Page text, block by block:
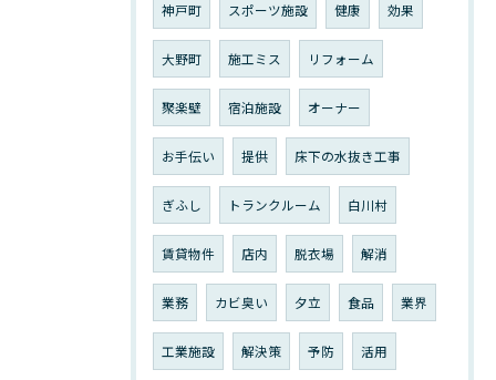
神戸町 スポーツ施設 健康 効果
大野町 施工ミス リフォーム
聚楽壁 宿泊施設 オーナー
お手伝い 提供 床下の水抜き工事
ぎふし トランクルーム 白川村
賃貸物件 店内 脱衣場 解消
業務 カビ臭い 夕立 食品 業界
工業施設 解決策 予防 活用